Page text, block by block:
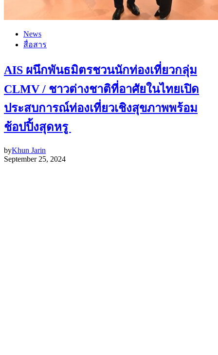
News
สื่อสาร
AIS ผนึกพันธมิตรชวนนักท่องเที่ยวกลุ่ม
CLMV / ชาวต่างชาติที่อาศัยในไทยเปิด
ประสบการณ์ท่องเที่ยวเชิงสุขภาพพร้อม
ช้อปปิ้งสุดหรู
byKhun Jarin
September 25, 2024